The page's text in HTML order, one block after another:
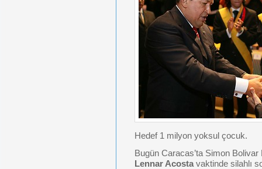
Hedef 1 milyon yoksul çocuk.
Bugün Caracas’ta Simon
Lennar Acosta vaktinde silahlı